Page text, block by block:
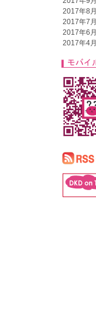
2017年8月
2017年7月
2017年6月
2017年4月